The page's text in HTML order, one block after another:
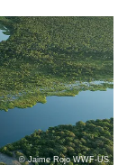
© Jaime Rojo WWF-US